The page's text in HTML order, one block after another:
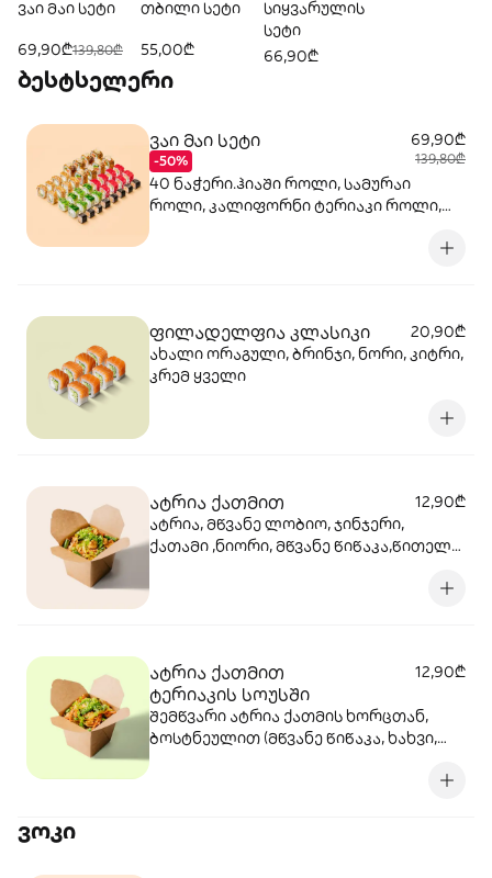
ვაი მაი სეტი
69,90₾139,80₾
თბილი სეტი
55,00₾
სიყვარულის
სეტი
66,90₾
ბესტსელერი
ვაი მაი სეტი
-50%
69,90₾
139,80₾
40 ნაჭერი.ჰიაში როლი, სამურაი
როლი, კალიფორნი ტერიაკი როლი,
ფილადელფია კლასიკი
20,90₾
ახალი ორაგული, ბრინჯი, ნორი, კიტრი,
კრემ ყველი
ატრია ქათმით
12,90₾
ატრია, მწვანე ლობიო, ჯინჯერი,
ქათამი ,ნიორი, მწვანე წიწაკა,წითელი
ატრია ქათმით
ტერიაკის სოუსში
12,90₾
შემწვარი ატრია ქათმის ხორცთან,
ბოსტნეულით (მწვანე წიწაკა, ხახვი,
ვოკი